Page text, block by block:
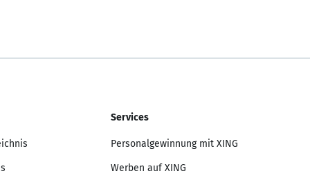
Services
Personalgewinnung mit XING
Werben auf XING